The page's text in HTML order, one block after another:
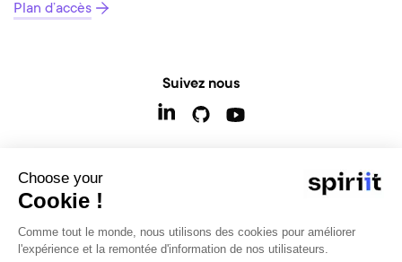
Plan d’accès
Suivez nous
Choose your
Cookie !
Comme tout le monde, nous utilisons des cookies pour améliorer
l'expérience et la remontée d'information de nos utilisateurs.